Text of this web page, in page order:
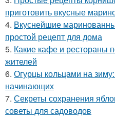
приготовить вкусные
4. Вкуснейшие
простой рецепт для дома
5. Какие кафе и рестораны
жителей
6. Огурцы кольцами на
начинающих
7. Секреты сохранения
советы для садоводов